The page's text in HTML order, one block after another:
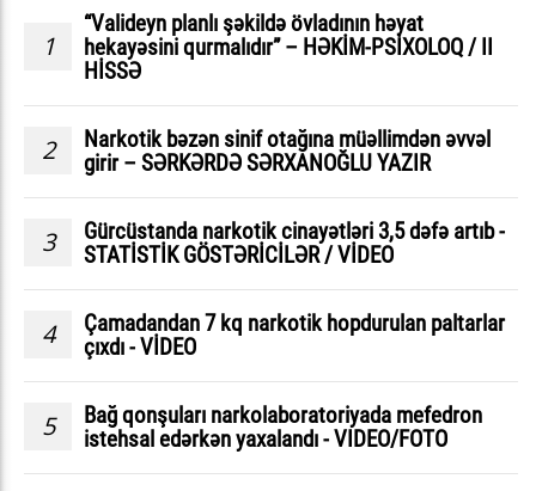
1
“Valideyn planlı şəkildə övladının həyat
hekayəsini qurmalıdır” – HƏKİM-PSİXOLOQ / II
HİSSƏ
2
Narkotik bəzən sinif otağına müəllimdən əvvəl
girir – SƏRKƏRDƏ SƏRXANOĞLU YAZIR
3
Gürcüstanda narkotik cinayətləri 3,5 dəfə artıb -
STATİSTİK GÖSTƏRİCİLƏR / VİDEO
4
Çamadandan 7 kq narkotik hopdurulan paltarlar
çıxdı - VİDEO
5
Bağ qonşuları narkolaboratoriyada mefedron
istehsal edərkən yaxalandı - VIDEO/FOTO